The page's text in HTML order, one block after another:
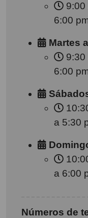
9:00
6:00
Martes
9:30
6:00
a 5:30
a 6:00
Números de